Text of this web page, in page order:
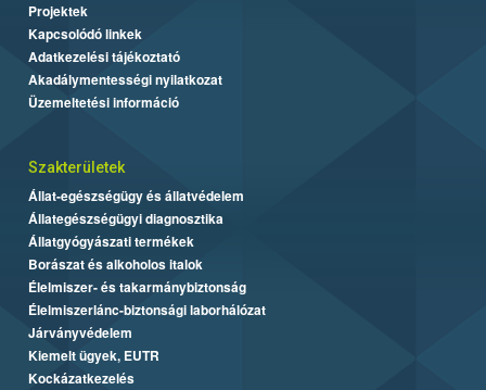
Projektek
Kapcsolódó linkek
Adatkezelési tájékoztató
Akadálymentességi nyilatkozat
Üzemeltetési információ
Szakterületek
Állat-egészségügy és állatvédelem
Állategészségügyi diagnosztika
Állatgyógyászati termékek
Borászat és alkoholos italok
Élelmiszer- és takarmánybiztonság
Élelmiszerlánc-biztonsági laborhálózat
Járványvédelem
Kiemelt ügyek, EUTR
Kockázatkezelés